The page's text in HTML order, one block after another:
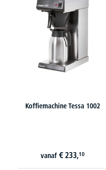
Koffiemachine Tessa 1002
vanaf € 233,10